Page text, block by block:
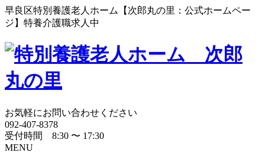
早良区特別養護老人ホーム【次郎丸の里：公式ホームペー
ジ】特養介護職求人中
お気軽にお問い合わせください
092-407-8378
受付時間 8:30 〜 17:30
MENU